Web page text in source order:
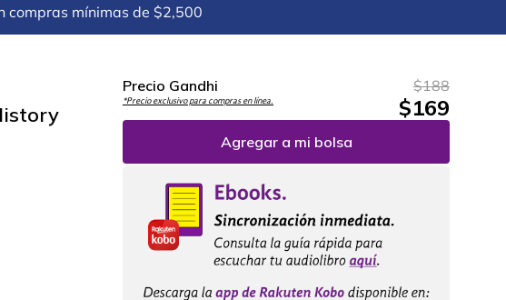
compras mínimas de $2,500
Precio Gandhi
*Precio exclusivo para compras en línea.
$188
$169
Agregar a mi bolsa